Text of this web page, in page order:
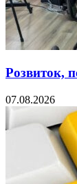
Розвиток,
07.08.2026